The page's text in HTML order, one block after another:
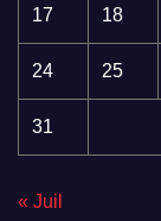
17 18
24 25
31
« Juil